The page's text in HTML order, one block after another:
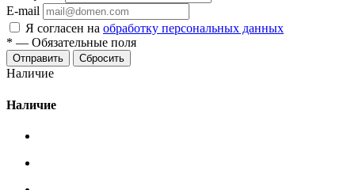
E-mail
Я согласен на обработку персональных данных
* — Обязательные поля
Сбросить
Наличие
Наличие